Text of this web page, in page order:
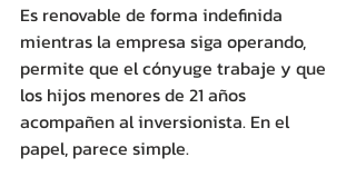
Es renovable de forma indefinida
mientras la empresa siga operando,
permite que el cónyuge trabaje y que
los hijos menores de 21 años
acompañen al inversionista. En el
papel, parece simple.